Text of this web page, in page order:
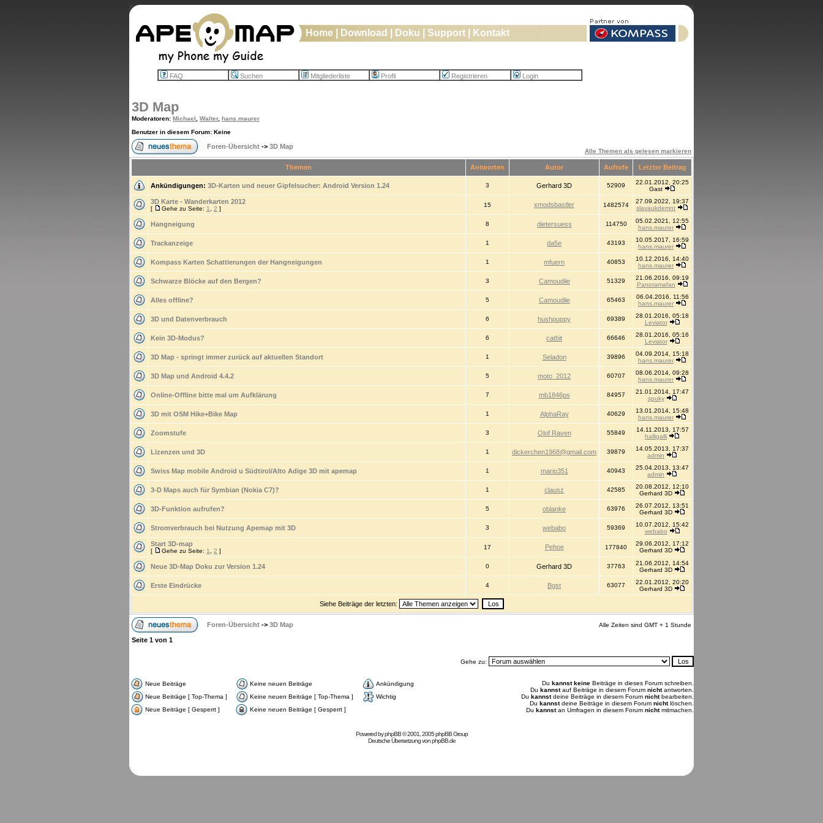
Home Download Doku Support Kontakt
FAQ Suchen Mitgliederliste Profil Registrieren Login
3D Map
Moderatoren: Michael Walter, hans.maurer
Benutzer in diesem Forum: Keine
Foren-Übersicht -> 3D Map
Alle Themen als gelesen markieren
Themen Antworten Autor Aufrufe Letzter Beitrag
Ankündigungen: 3D-Karten und neuer Gipfelsucher: Android Version 1.24 3 Gerhard 3D 52909
22.01.2012, 20:25
Gast
3D Karte - Wanderkarten 2012
[ Gehe zu Seite: 1 2 ]
15 xmodsbastler 1482574
27.09.2022, 19:37
slavaukdemnt
Hangneigung 8 dietersuess 114750
05.02.2021, 12:55
hans.maurer
Trackanzeige 1 da5e 43193
10.05.2017, 16:59
hans.maurer
Kompass Karten Schattierungen der Hangneigungen 1 mfuern 40853
10.12.2016, 14:40
hans.maurer
Schwarze Blöcke auf den Bergen? 3 Camoudile 51329
21.06.2016, 09:19
Panoramafan
Alles offline? 5 Camoudile 65463
06.04.2016, 11:56
hans.maurer
3D und Datenverbrauch 6 hushpuppy 69389
28.01.2016, 05:18
Leviator
Kein 3D-Modus? 6 catbit 66646
28.01.2016, 05:16
Leviator
3D Map - springt immer zurück auf aktuellen Standort 1 Seladon 39896
04.09.2014, 15:18
hans.maurer
3D Map und Android 4.4.2 5 moto_2012 60707
08.06.2014, 09:28
hans.maurer
Online-Offline bitte mal um Aufklärung 7 mb1846ps 84957
21.01.2014, 17:47
spuky
3D mit OSM Hike+Bike Map 1 AlphaRay 40629
13.01.2014, 15:48
hans.maurer
Zoomstufe 3 Olof Raven 55849
14.11.2013, 17:57
halligalli
Lizenzen und 3D 1 dickerchen1968@gmail.com 39879
14.05.2013, 17:37
admin
Swiss Map mobile Android u Südtirol/Alto Adige 3D mit apemap 1 mario351 40943
25.04.2013, 13:47
admin
3-D Maps auch für Symbian (Nokia C7)? 1 clausz 42585
20.08.2012, 12:10
Gerhard 3D
3D-Funktion aufrufen? 5 oblanke 63976
26.07.2012, 13:51
Gerhard 3D
Stromverbrauch bei Nutzung Apemap mit 3D 3 webabo 59369
10.07.2012, 15:42
webabo
Start 3D-map
[ Gehe zu Seite: 1 2 ]
17 Pehoe 177840
29.06.2012, 17:12
Gerhard 3D
Neue 3D-Map Doku zur Version 1.24 0 Gerhard 3D 37763
21.06.2012, 14:54
Gerhard 3D
Erste Eindrücke 4 Bgst 63077
22.01.2012, 20:20
Gerhard 3D
Siehe Beiträge der letzten:
Foren-Übersicht -> 3D Map Alle Zeiten sind GMT + 1 Stunde
Seite 1 von 1
Gehe zu:
Neue Beiträge Keine neuen Beiträge
Ankündigung
Neue Beiträge [ Top-Thema ]
Keine neuen Beiträge [ Top-Thema ]
Wichtig
Neue Beiträge [ Gesperrt ]
Keine neuen Beiträge [ Gesperrt ]
Du kannst keine Beiträge in dieses Forum schreiben.
Du kannstauf Beiträge in diesem Forum nichtantworten.
Du kannstdeine Beiträge in diesem Forum nichtbearbeiten.
Du kannstdeine Beiträge in diesem Forum nichtlöschen.
Du kannstan Umfragen in diesem Forum nichtmitmachen.
Powered byphpBB© 2001, 2005 phpBB Group
Deutsche Übersetzung vonphpBB.de